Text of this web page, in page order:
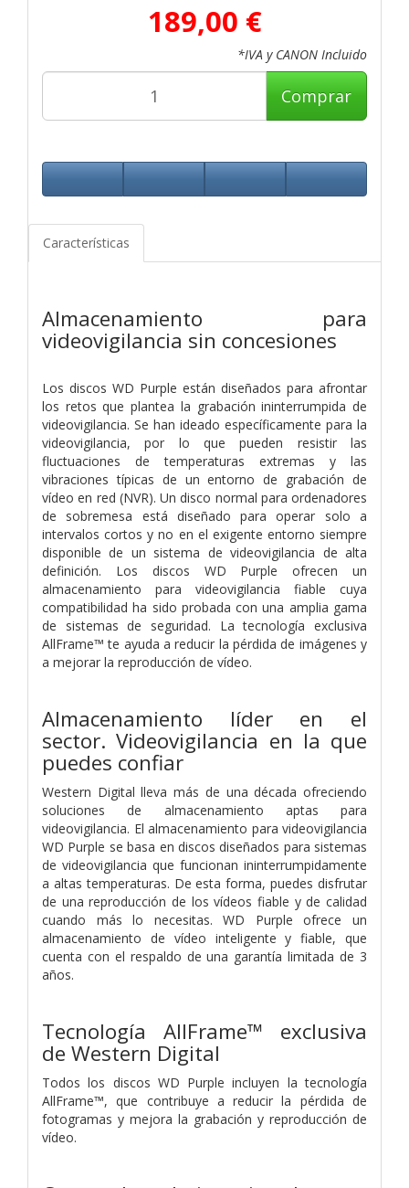
189,00 €
*IVA y CANON Incluido
Comprar
Características
Almacenamiento para
videovigilancia sin concesiones
Los discos WD Purple están diseñados para afrontar
los retos que plantea la grabación ininterrumpida de
videovigilancia. Se han ideado específicamente para la
videovigilancia, por lo que pueden resistir las
fluctuaciones de temperaturas extremas y las
vibraciones típicas de un entorno de grabación de
vídeo en red (NVR). Un disco normal para ordenadores
de sobremesa está diseñado para operar solo a
intervalos cortos y no en el exigente entorno siempre
disponible de un sistema de videovigilancia de alta
definición. Los discos WD Purple ofrecen un
almacenamiento para videovigilancia fiable cuya
compatibilidad ha sido probada con una amplia gama
de sistemas de seguridad. La tecnología exclusiva
AllFrame™ te ayuda a reducir la pérdida de imágenes y
a mejorar la reproducción de vídeo.
Almacenamiento líder en el
sector. Videovigilancia en la que
puedes confiar
Western Digital lleva más de una década ofreciendo
soluciones de almacenamiento aptas para
videovigilancia. El almacenamiento para videovigilancia
WD Purple se basa en discos diseñados para sistemas
de videovigilancia que funcionan ininterrumpidamente
a altas temperaturas. De esta forma, puedes disfrutar
de una reproducción de los vídeos fiable y de calidad
cuando más lo necesitas. WD Purple ofrece un
almacenamiento de vídeo inteligente y fiable, que
cuenta con el respaldo de una garantía limitada de 3
años.
Tecnología AllFrame™ exclusiva
de Western Digital
Todos los discos WD Purple incluyen la tecnología
AllFrame™, que contribuye a reducir la pérdida de
fotogramas y mejora la grabación y reproducción de
vídeo.